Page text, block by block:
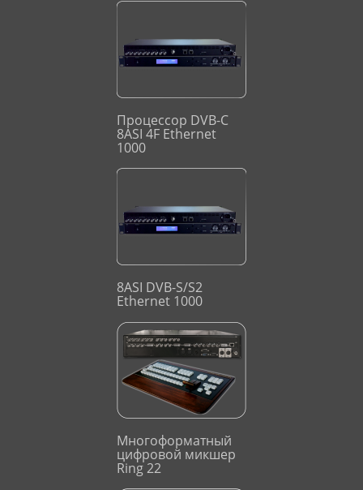
Процессор DVB-C
8ASI 4F Ethernet
1000
8ASI DVB-S/S2
Ethernet 1000
Многоформатный
цифровой микшер
Ring 22